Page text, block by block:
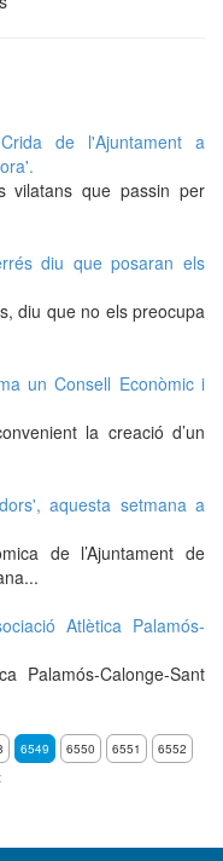
Crida de l'Ajuntament a
vilatans que passin per
diu que posaran els
diu que no els preocupa
un Consell Econòmic i
la creació d’un
aquesta setmana a
de l’Ajuntament de
Atlètica Palamós-
Palamós-Calonge-Sant
6549 6550 6551
6552